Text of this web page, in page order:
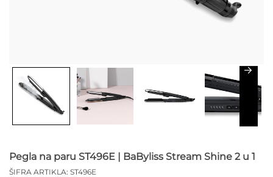
Pegla na paru ST496E | BaByliss Stream Shine 2 u 1
ŠIFRA ARTIKLA: ST496E